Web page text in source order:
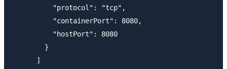
          "protocol": "tcp",
          "containerPort": 8080,
          "hostPort": 8080
        }
      ]